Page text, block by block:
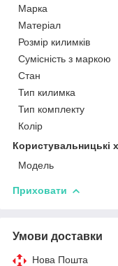
Марка
Матеріал
Розмір килимків
Сумісність з маркою
Стан
Тип килимка
Тип комплекту
Колір
Користувальницькі
Мoдель
Приховати
Умови доставки
Нова Пошта